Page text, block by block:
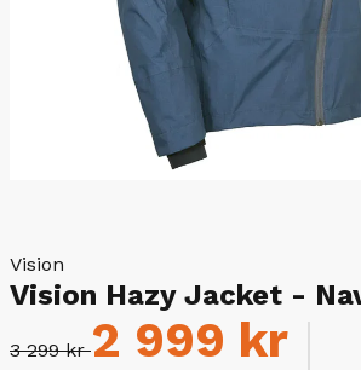
Vision
Vision Hazy Jacket -
3 299 kr2 999 kr